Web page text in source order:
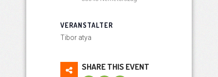
VERANSTALTER
Tibor atya
SHARE THIS EVENT